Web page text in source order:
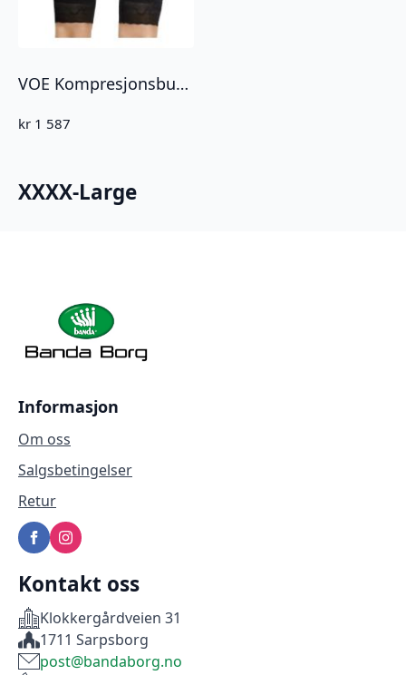
VOE Kompresjonsbukse o/ kne. Sort
kr 1 587
XXXX-Large
Informasjon
Om oss
Salgsbetingelser
Retur
Kontakt oss
Klokkergårdveien 31
1711 Sarpsborg
post@bandaborg.no